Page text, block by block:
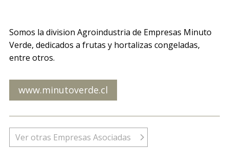
Somos la division Agroindustria de Empresas Minuto
Verde, dedicados a frutas y hortalizas congeladas,
entre otros.
www.minutoverde.cl
Ver otras Empresas Asociadas